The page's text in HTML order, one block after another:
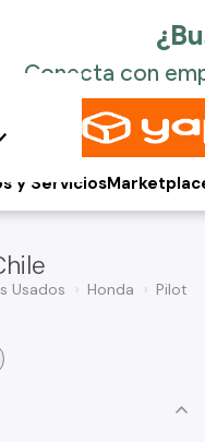
y Servicios
Usados Honda Pilot